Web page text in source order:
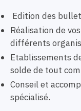
Edition des
Réalisation de
différents
Etablissements
solde de tout
Conseil et
spécialisé.